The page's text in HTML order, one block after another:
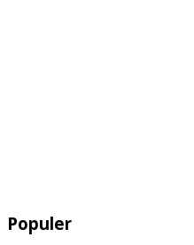
Populer